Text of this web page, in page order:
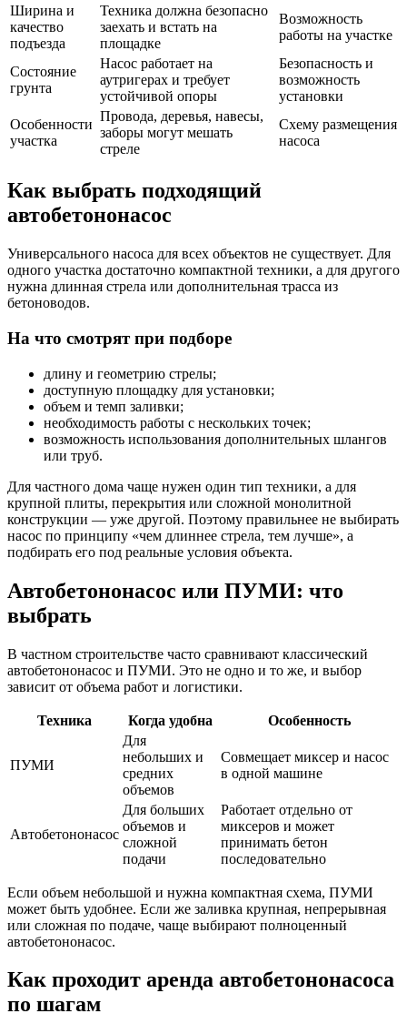
Ширина и
качество
подъезда
Техника должна безопасно
заехать и встать на
площадке
Возможность
работы на участке
Состояние
грунта
Насос работает на
аутригерах и требует
устойчивой опоры
Безопасность и
возможность
установки
Особенности
участка
Провода, деревья, навесы,
заборы могут мешать
стреле
Схему размещения
насоса
Как выбрать подходящий
автобетононасос
Универсального насоса для всех объектов не существует. Для
одного участка достаточно компактной техники, а для другого
нужна длинная стрела или дополнительная трасса из
бетоноводов.
На что смотрят при подборе
длину и геометрию стрелы;
доступную площадку для установки;
объем и темп заливки;
необходимость работы с нескольких точек;
возможность использования дополнительных шлангов
или труб.
Для частного дома чаще нужен один тип техники, а для
крупной плиты, перекрытия или сложной монолитной
конструкции — уже другой. Поэтому правильнее не выбирать
насос по принципу «чем длиннее стрела, тем лучше», а
подбирать его под реальные условия объекта.
Автобетононасос или ПУМИ: что
выбрать
В частном строительстве часто сравнивают классический
автобетононасос и ПУМИ. Это не одно и то же, и выбор
зависит от объема работ и логистики.
Техника Когда удобна Особенность
ПУМИ
Для
небольших и
средних
объемов
Совмещает миксер и насос
в одной машине
Автобетононасос
Для больших
объемов и
сложной
подачи
Работает отдельно от
миксеров и может
принимать бетон
последовательно
Если объем небольшой и нужна компактная схема, ПУМИ
может быть удобнее. Если же заливка крупная, непрерывная
или сложная по подаче, чаще выбирают полноценный
автобетононасос.
Как проходит аренда автобетононасоса
по шагам